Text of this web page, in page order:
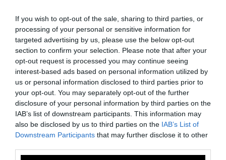
If you wish to opt-out of the sale, sharing to third parties, or
processing of your personal or sensitive information for
targeted advertising by us, please use the below opt-out
section to confirm your selection. Please note that after your
opt-out request is processed you may continue seeing
interest-based ads based on personal information utilized by
us or personal information disclosed to third parties prior to
your opt-out. You may separately opt-out of the further
disclosure of your personal information by third parties on the
IAB’s list of downstream participants. This information may
also be disclosed by us to third parties on the IAB’s List of
Downstream Participants that may further disclose it to other